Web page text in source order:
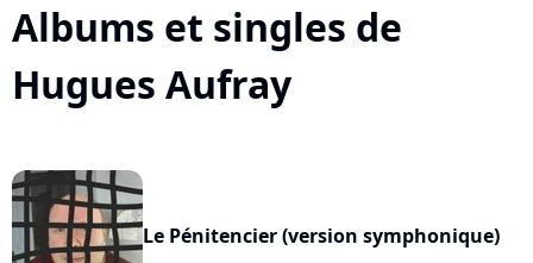
Albums et singles de
Hugues Aufray
Le Pénitencier (version symphonique)